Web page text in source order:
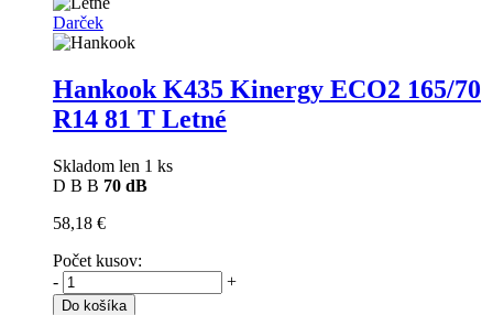
Darček
Hankook K435 Kinergy ECO2 165/70
R14 81 T Letné
Skladom len 1 ks
D B B 70 dB
58,18 €
Počet kusov:
-
+
Do košíka